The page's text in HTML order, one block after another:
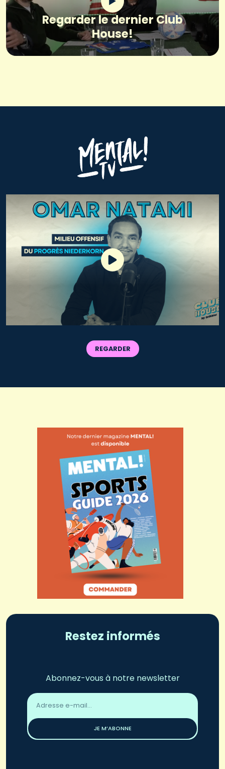
Regarder le dernier Club
House!
REGARDER
Restez informés
Abonnez-vous à notre newsletter
Adresse
email
JE M’ABONNE